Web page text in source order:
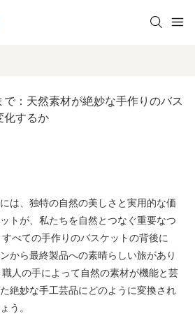
：天然素材が絶妙な手作りのバス
するか
は、独特の自然の美しさと実用的な価
トが、私たちを自然とつなぐ重要なつ
べての手作りのバスケットの背後に
から最終製品への素晴らしい旅があり
人の手によって自然の素材が機能と芸
絶妙な手工芸品にどのように変換され
う。